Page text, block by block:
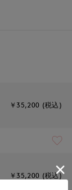
￥35,200 (税込)
￥35,200 (税込)